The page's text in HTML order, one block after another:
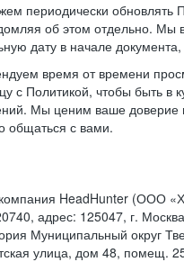
периодически обновлять
об этом отдельно. Мы
дату в начале
время от времени
с Политикой, чтобы быть в
Мы ценим ваше доверие
общаться с вами.
HeadHunter (ООО
адрес: 125047, г.
Муниципальный округ
улица, дом 48, помещ.